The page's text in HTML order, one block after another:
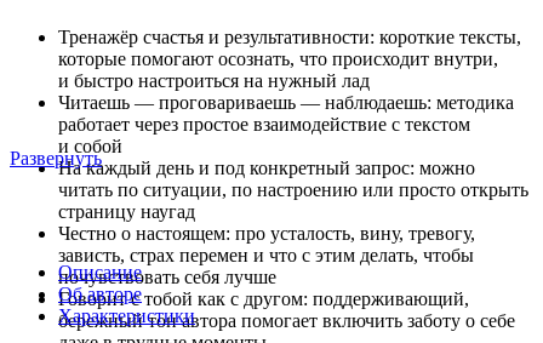
Тренажёр счастья и результативности: короткие тексты,
которые помогают осознать, что происходит внутри,
и быстро настроиться на нужный лад
Читаешь — проговариваешь — наблюдаешь: методика
работает через простое взаимодействие с текстом
и собой
На каждый день и под конкретный запрос: можно
читать по ситуации, по настроению или просто открыть
страницу наугад
Честно о настоящем: про усталость, вину, тревогу,
зависть, страх перемен и что с этим делать, чтобы
почувствовать себя лучше
Говорит с тобой как с другом: поддерживающий,
бережный тон автора помогает включить заботу о себе
Развернуть
Описание
Об авторе
Характеристики